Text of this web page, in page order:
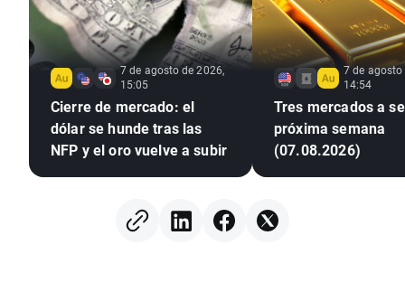
7 de agosto de 2026,
15:05
Cierre de mercado: el
dólar se hunde tras las
NFP y el oro vuelve a subir
7 de agosto
14:54
Tres mercados a
próxima semana
(07.08.2026)